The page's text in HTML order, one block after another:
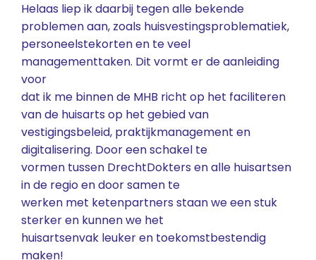
Helaas liep ik daarbij tegen alle bekende
problemen aan, zoals huisvestingsproblematiek,
personeelstekorten en te veel
managementtaken. Dit vormt er de aanleiding
voor
dat ik me binnen de MHB richt op het faciliteren
van de huisarts op het gebied van
vestigingsbeleid, praktijkmanagement en
digitalisering. Door een schakel te
vormen tussen DrechtDokters en alle huisartsen
in de regio en door samen te
werken met ketenpartners staan we een stuk
sterker en kunnen we het
huisartsenvak leuker en toekomstbestendig
maken!